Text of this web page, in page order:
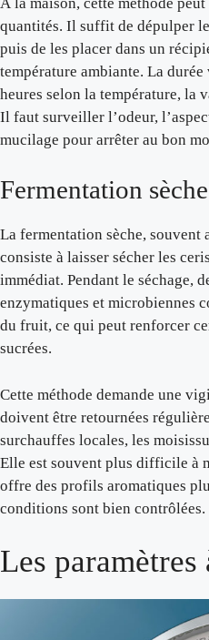
quantités. Il suffit de dépulper
puis de les placer dans un
température ambiante. La
heures selon la température, la
Il faut surveiller l’odeur,
mucilage pour arrêter au bon
Fermentation sèche
La fermentation sèche, souvent
consiste à laisser sécher les
immédiat. Pendant le séchage,
enzymatiques et microbiennes
du fruit, ce qui peut renforcer
sucrées.
Cette méthode demande une
doivent être retournées
surchauffes locales, les
Elle est souvent plus difficile à
offre des profils aromatiques
conditions sont bien contrôlées.
Les